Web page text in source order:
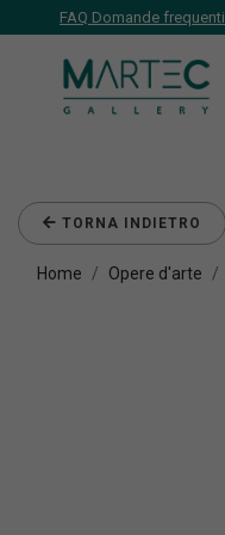
FAQ Domande frequenti
TORNA INDIETRO
Home Opere d'arte